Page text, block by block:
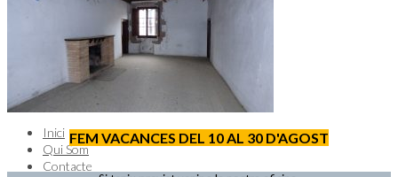
CALL US NOW
93 830 14 35
Inici
Qui Som
Contacte
FEM VACANCES DEL 10 AL 30 D'AGOST